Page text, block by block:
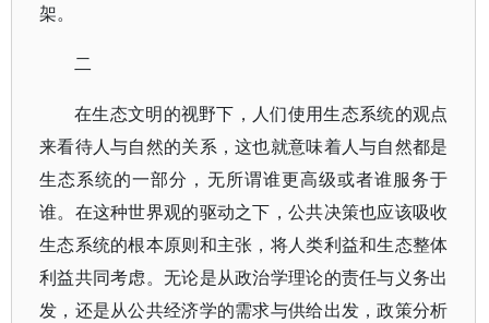
架。
二
在生态文明的视野下，人们使用生态系统的观点
来看待人与自然的关系，这也就意味着人与自然都是
生态系统的一部分，无所谓谁更高级或者谁服务于
谁。在这种世界观的驱动之下，公共决策也应该吸收
生态系统的根本原则和主张，将人类利益和生态整体
利益共同考虑。无论是从政治学理论的责任与义务出
发，还是从公共经济学的需求与供给出发，政策分析